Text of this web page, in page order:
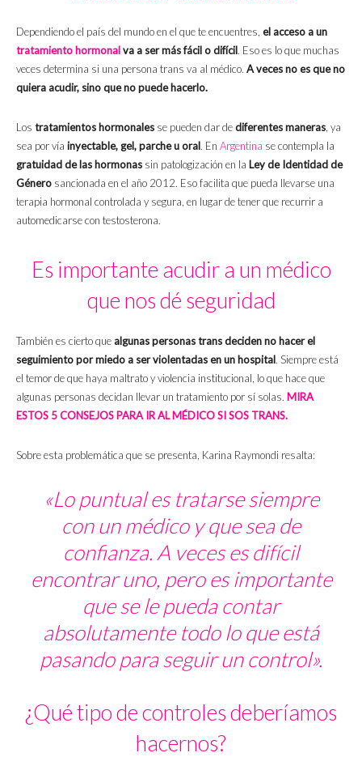
Dependiendo el país del mundo en el que te encuentres, el acceso a un
tratamiento hormonalva a ser más fácil o difícil. Eso es lo que muchas
veces determina si una persona trans va al médico. A veces no es que no
quiera acudir, sino que no puede hacerlo.
Los tratamientos hormonales se pueden dar dediferentes maneras, ya
sea por vía inyectable, gel, parche u oral. En Argentina se contempla la
gratuidad de las hormonas sin patologización en la Ley de Identidad de
Género sancionada en el año 2012. Eso facilita que pueda llevarse una
terapia hormonal controlada y segura, en lugar de tener que recurrir a
automedicarse con testosterona.
Es importante acudir a un médico
que nos dé seguridad
También es cierto que algunas personas trans deciden no hacer el
seguimiento por miedo a ser violentadas en un hospital. Siempre está
el temor de que haya maltrato y violencia institucional, lo que hace que
algunas personas decidan llevar un tratamiento por sí solas. MIRA
ESTOS 5 CONSEJOS PARA IR AL MÉDICO SI SOS TRANS.
Sobre esta problemática que se presenta, Karina Raymondi resalta:
«Lo puntual es tratarse siempre
con un médico y que sea de
confianza. A veces es difícil
encontrar uno, pero es importante
que se le pueda contar
absolutamente todo lo que está
pasando para seguir un control».
¿Qué tipo de controles deberíamos
hacernos?